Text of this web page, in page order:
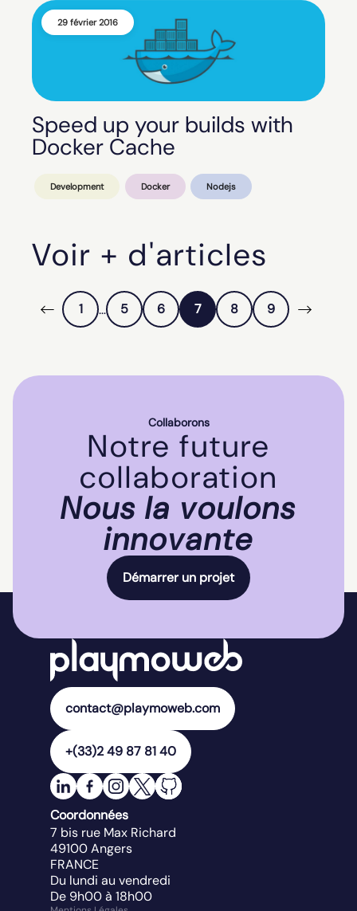
29 février 2016
Speed up your builds with
Docker Cache
Development Docker Nodejs
Voir + d'articles
1 … 5 6 7 8 9
Collaborons
Notre future
collaboration
Nous la voulons
innovante
Démarrer un projet
contact@playmoweb.com
+(33)2 49 87 81 40
Coordonnées
7 bis rue Max Richard
49100Angers
FRANCE
Du lundi au vendredi
De 9h00 à 18h00